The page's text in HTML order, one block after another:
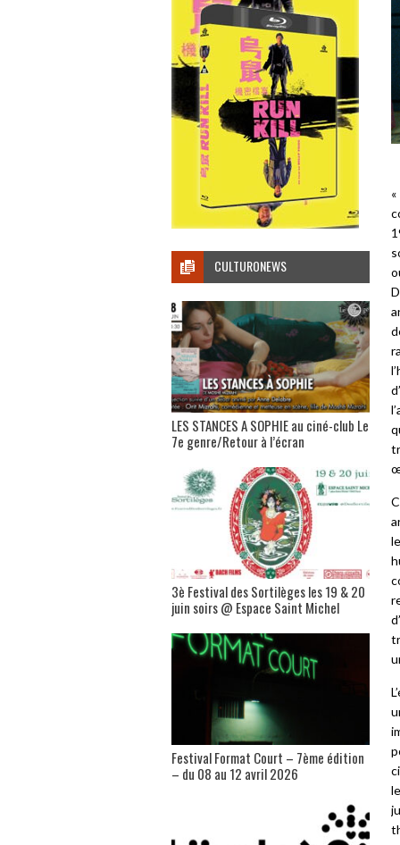
«
CULTURONEWS
LES STANCES A SOPHIE au ciné-club Le
7e genre/Retour à l’écran
3è Festival des Sortilèges les 19 & 20
juin soirs @ Espace Saint Michel
Festival Format Court – 7ème édition
– du 08 au 12 avril 2026